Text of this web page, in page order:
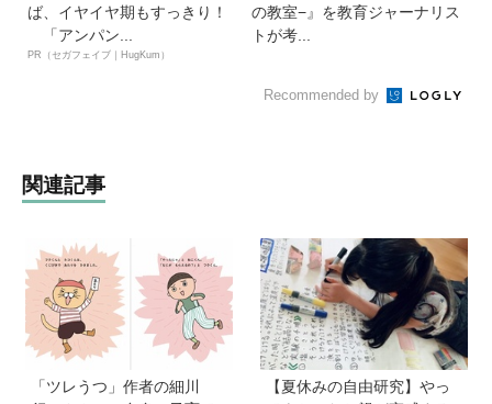
ば、イヤイヤ期もすっきり！
「アンパン...
PR（セガフェイブ｜HugKum）
の教室−』を教育ジャーナリス
トが考...
Recommended by
関連記事
「ツレうつ」作者の細川
【夏休みの自由研究】やっ